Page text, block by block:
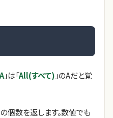
A」は「All(すべて) 」のAだと覚
の個数を返します。数値でも